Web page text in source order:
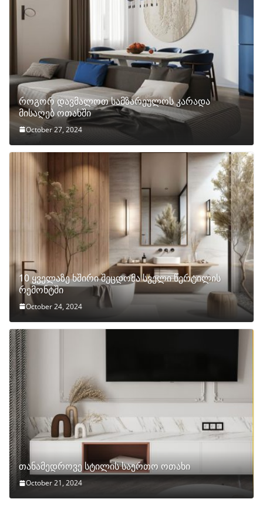
როგორ დავმალოთ სამზარეულოს კარადა
მისაღებ ოთახში
October 27, 2024
10 ყველაზე ხშირი შეცდომა სველი წერტილის
რემონტში
October 24, 2024
თანამედროვე სტილის საერთო ოთახი
October 21, 2024